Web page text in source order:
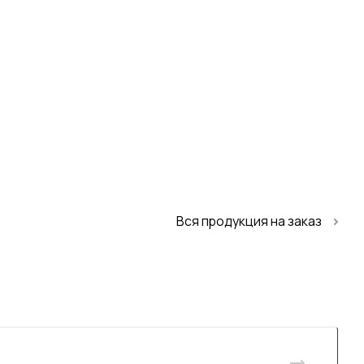
Вся продукция на заказ